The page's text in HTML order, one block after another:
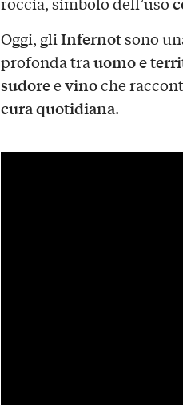
Oggi, gliInfernotsono
profonda trauomo e
sudoreevinoche
cura quotidiana.